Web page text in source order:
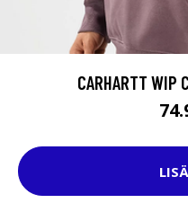
CARHARTT WIP